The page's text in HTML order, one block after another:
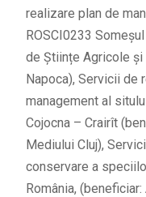
realizare plan de
ROSCI0233
de Științe Agricole
Napoca), Servicii de
management al
Cojocna – Crairît
Mediului Cluj),
conservare a
România,